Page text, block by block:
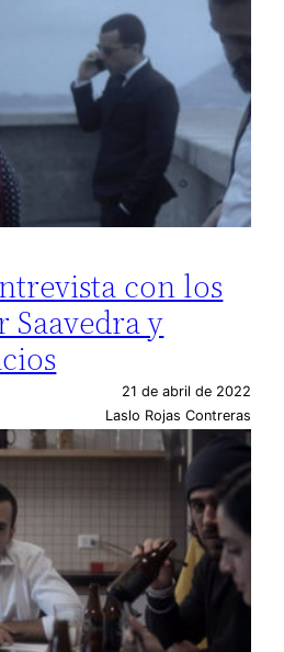
con los
Saavedra y
21 de abril de 2022
Laslo Rojas Contreras